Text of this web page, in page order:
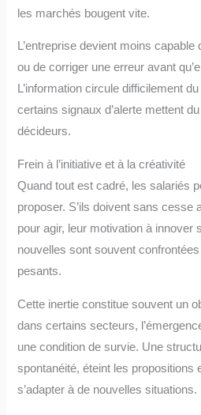
les marchés bougent vite.
L’entreprise devient moins
ou de corriger une erreur avant
L’information circule difficilement
certains signaux d’alerte mettent
décideurs.
Frein à l’initiative et à la créativité
Quand tout est cadré, les salariés
proposer. S’ils doivent sans cesse
pour agir, leur motivation à innover
nouvelles sont souvent
pesants.
Cette inertie constitue souvent un
dans certains secteurs,
une condition de survie. Une
spontanéité, éteint les propositions
s’adapter à de nouvelles situations.